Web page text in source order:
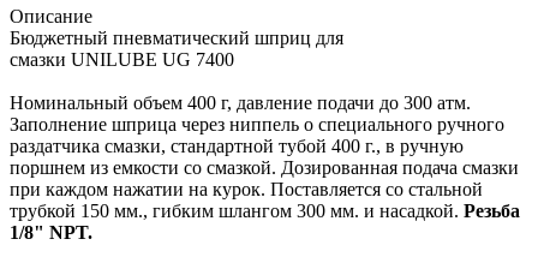
Описание
Бюджетный пневматический шприц для
смазки UNILUBE UG 7400
Номинальный объем 400 г, давление подачи до 300 атм.
Заполнение шприца через ниппель о специального ручного
раздатчика смазки, стандартной тубой 400 г., в ручную
поршнем из емкости со смазкой. Дозированная подача смазки
при каждом нажатии на курок. Поставляется со стальной
трубкой 150 мм., гибким шлангом 300 мм. и насадкой. Резьба
1/8" NPT.